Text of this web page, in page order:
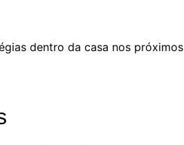
dentro da casa nos próximos